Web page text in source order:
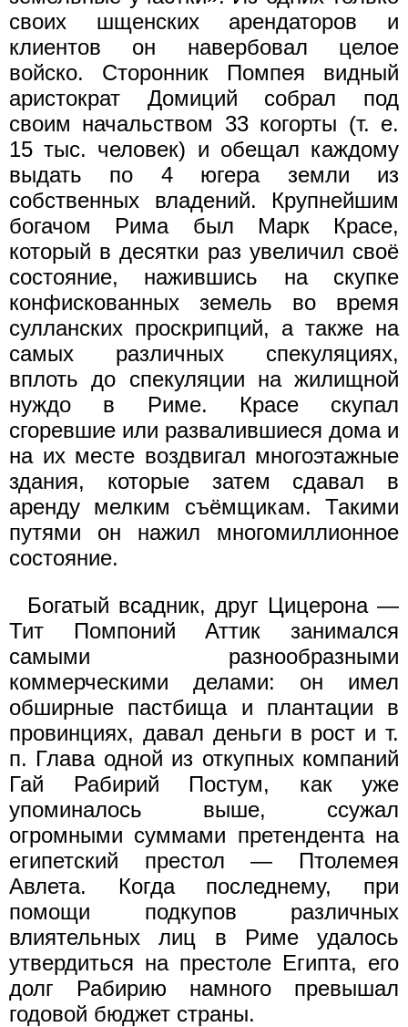
своих шщенских арендаторов и
клиентов он навербовал целое
войско. Сторонник Помпея видный
аристократ Домиций собрал под
своим начальством 33 когорты (т. е.
15 тыс. человек) и обещал каждому
выдать по 4 югера земли из
собственных владений. Крупнейшим
богачом Рима был Марк Красе,
который в десятки раз увеличил своё
состояние, нажившись на скупке
конфискованных земель во время
сулланских проскрипций, а также на
самых различных спекуляциях,
вплоть до спекуляции на жилищной
нуждо в Риме. Красе скупал
сгоревшие или развалившиеся дома и
на их месте воздвигал многоэтажные
здания, которые затем сдавал в
аренду мелким съёмщикам. Такими
путями он нажил многомиллионное
состояние.
Богатый всадник, друг Цицерона —
Тит Помпоний Аттик занимался
самыми разнообразными
коммерческими делами: он имел
обширные пастбища и плантации в
провинциях, давал деньги в рост и т.
п. Глава одной из откупных компаний
Гай Рабирий Постум, как уже
упоминалось выше, ссужал
огромными суммами претендента на
египетский престол — Птолемея
Авлета. Когда последнему, при
помощи подкупов различных
влиятельных лиц в Риме удалось
утвердиться на престоле Египта, его
долг Рабирию намного превышал
годовой бюджет страны.